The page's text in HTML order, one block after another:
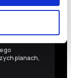
planach,